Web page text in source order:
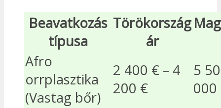
Beavatkozás
típusa
Törökország
ár
Afro
orrplasztika
(Vastag bőr)
2 400 € – 4
200 €
5
000